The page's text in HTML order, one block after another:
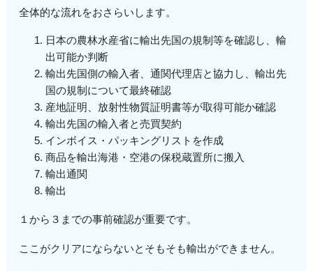
全体的な流れをおさらいします。
日本の農林水産省に輸出先国の規制等を確認し、輸
出可能か判断
輸出先国側の輸入者、通関代理店と協力し、輸出先
国の規制について最終確認
産地証明、放射性物質証明書等が取得可能か確認
輸出先国の輸入者と売買契約
インボイス・パッキングリストを作成
商品を輸出海港・空港の保税蔵置所に搬入
輸出通関
輸出
１から３までの事前確認が重要です。
ここがクリアにならないとそもそも輸出ができません。